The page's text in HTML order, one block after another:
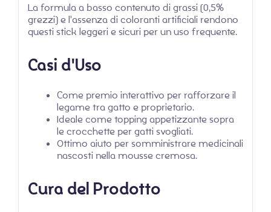
La formula a basso contenuto di grassi (0,5%
grezzi) e l'assenza di coloranti artificiali rendono
questi stick leggeri e sicuri per un uso frequente.
Casi d'Uso
Come premio interattivo per rafforzare il
legame tra gatto e proprietario.
Ideale come topping appetizzante sopra
le crocchette per gatti svogliati.
Ottimo aiuto per somministrare medicinali
nascosti nella mousse cremosa.
Cura del Prodotto